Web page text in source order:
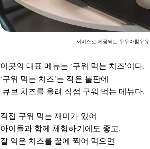
서비스로 제공되는 무무아침우유
이곳의 대표 메뉴는 ‘구워 먹는 치즈’이다.
‘구워 먹는 치즈’는 작은 불판에
큐브 치즈를 올려 직접 구워 먹는 메뉴다.
직접 구워 먹는 재미가 있어
아이들과 함께 체험하기에도 좋고,
잘 익은 치즈를 꿀에 찍어 먹으면